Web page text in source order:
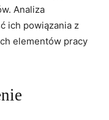
Analiza
ich powiązania⁤ z
elementów pracy